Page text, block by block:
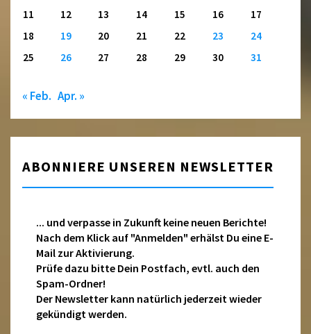
11
12 13 14 15 16
17
18
19 20 21 22 23
24
25
26 27 28 29 30 31
« Feb. Apr. »
ABONNIERE UNSEREN NEWSLETTER
... und verpasse in Zukunft keine neuen Berichte!
Nach dem Klick auf "Anmelden" erhälst Du eine E-
Mail zur Aktivierung.
Prüfe dazu bitte Dein Postfach, evtl. auch den
Spam-Ordner!
Der Newsletter kann natürlich jederzeit wieder
gekündigt werden.